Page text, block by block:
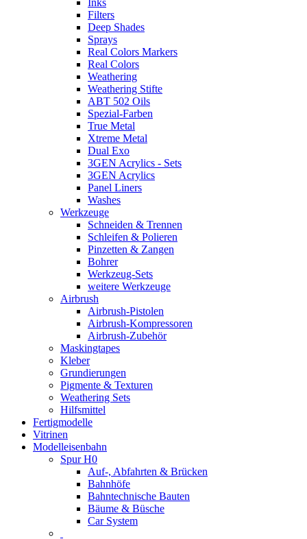
Inks
Filters
Deep Shades
Sprays
Real Colors Markers
Real Colors
Weathering
Weathering Stifte
ABT 502 Oils
Spezial-Farben
True Metal
Xtreme Metal
Dual Exo
3GEN Acrylics - Sets
3GEN Acrylics
Panel Liners
Washes
Werkzeuge
Schneiden & Trennen
Schleifen & Polieren
Pinzetten & Zangen
Bohrer
Werkzeug-Sets
weitere Werkzeuge
Airbrush
Airbrush-Pistolen
Airbrush-Kompressoren
Airbrush-Zubehör
Maskingtapes
Kleber
Grundierungen
Pigmente & Texturen
Weathering Sets
Hilfsmittel
Fertigmodelle
Vitrinen
Modelleisenbahn
Spur H0
Auf-, Abfahrten & Brücken
Bahnhöfe
Bahntechnische Bauten
Bäume & Büsche
Car System